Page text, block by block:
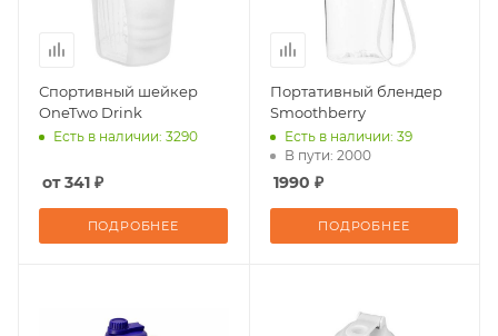
Спортивный шейкер
OneTwo Drink
Есть в наличии: 3290
от 341 ₽
ПОДРОБНЕЕ
Портативный блендер
Smoothberry
Есть в наличии: 39
В пути: 2000
1990 ₽
ПОДРОБНЕЕ